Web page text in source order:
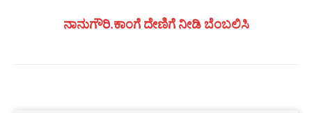
ನಾನುಗೌರಿ.ಕಾಂಗೆ ದೇಣಿಗೆ ನೀಡಿ ಬೆಂಬಲಿಸಿ